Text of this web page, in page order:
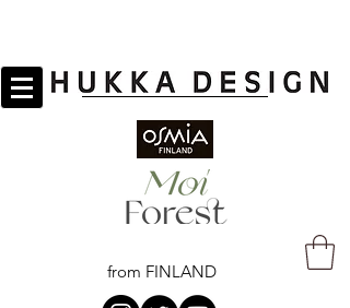
from FINLAND